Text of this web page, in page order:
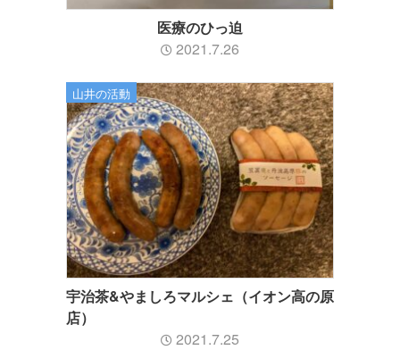
医療のひっ迫
2021.7.26
山井の活動
宇治茶&やましろマルシェ（イオン高の原
店）
2021.7.25